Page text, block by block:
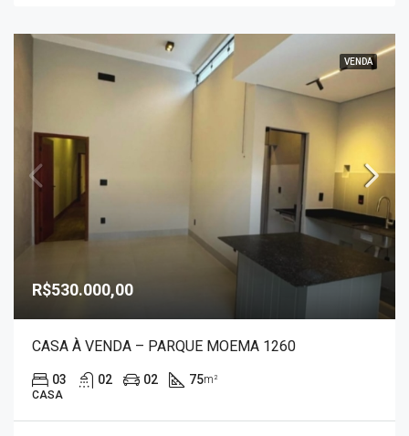
VENDA
R$530.000,00
CASA À VENDA – PARQUE MOEMA 1260
03 02 02 75m²
CASA